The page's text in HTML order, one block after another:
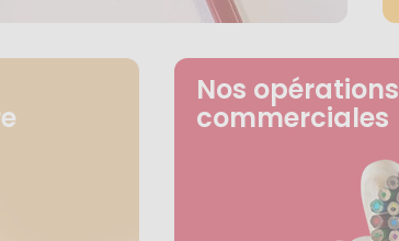
Nos opérations
commerciales